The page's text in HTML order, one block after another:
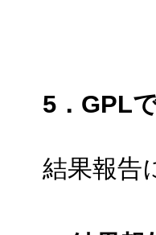
5．GPL
結果報告